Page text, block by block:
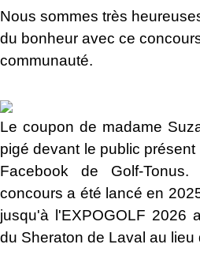
Nous sommes très
du bonheur avec ce
communauté.
Le coupon de madame
pigé devant le public
Facebook de Golf-
concours a été lancé en
jusqu'à l'EXPOGOLF 2026
du Sheraton de Laval au lieu